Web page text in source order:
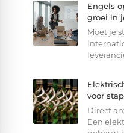
Engels
groei in
Moet je
voor
Direct
Een